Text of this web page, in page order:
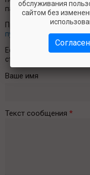
пакетом корма, а также
Правила
публикации
Если Вы хотите
страницу "
Ваше имя
Текст сообщения *
обслуживания
сайтом без